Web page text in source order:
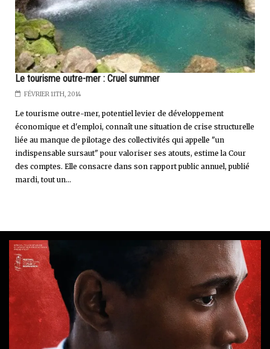
Le tourisme outre-mer : Cruel summer
FÉVRIER 11TH, 2014
Le tourisme outre-mer, potentiel levier de développement
économique et d'emploi, connaît une situation de crise structurelle
liée au manque de pilotage des collectivités qui appelle "un
indispensable sursaut" pour valoriser ses atouts, estime la Cour
des comptes. Elle consacre dans son rapport public annuel, publié
mardi, tout un...